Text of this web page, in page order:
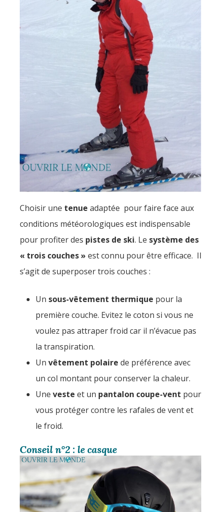
Choisir une tenue adaptée pour faire face aux
conditions météorologiques est indispensable
pour profiter des pistes de ski. Le système des
« trois couches » est connu pour être efficace. Il
s’agit de superposer trois couches :
Un sous-vêtement thermique pour la
première couche. Evitez le coton si vous ne
voulez pas attraper froid car il n’évacue pas
la transpiration.
Un vêtement polaire de préférence avec
un col montant pour conserver la chaleur.
Une veste et un pantalon coupe-vent pour
vous protéger contre les rafales de vent et
le froid.
Conseil n°2 : le casque